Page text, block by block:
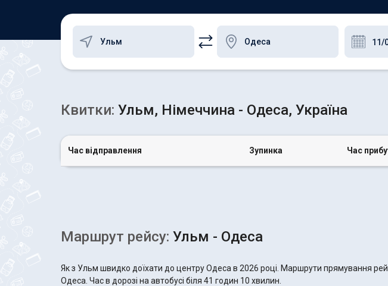
Квитки: Ульм, Німеччина - Одеса, Україна
Час відправлення Зупинка Час
Маршрут рейсу: Ульм - Одеса
Як з Ульм швидко доїхати до центру Одеса в 2026 році. Маршрути прямування
Одеса. Час в дорозі на автобусі біля 41 годин 10 хвилин.